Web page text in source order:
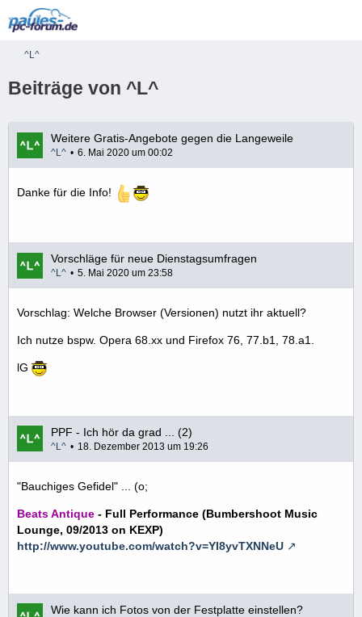
^L^
Beiträge von ^L^
Weitere Gratis-Angebote gegen die Langeweile
^L^ 6. Mai 2020 um 00:02
Danke für die Info!
Vorschläge für neue Dienstagsumfragen
^L^ 5. Mai 2020 um 23:58
Vorschlag: Welche Browser (Versionen) nutzt ihr aktuell?
Ich nutze bspw. Opera 68.xx und Firefox 76, 77.b1, 78.a1.
lG
PPF - Ich hör da grad ... (2)
^L^ 18. Dezember 2013 um 19:26
"Bauchiges Gefidel" ... (o;
Beats Antique - Full Performance (Bumbershoot Music
Lounge, 09/2013 on KEXP)
http://www.youtube.com/watch?v=YI8yvTXNNeU
Wie kann ich Fotos von der Festplatte einstellen?